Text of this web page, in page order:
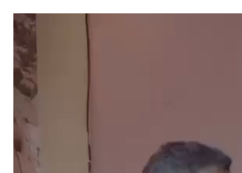
Tocador
de
vídeo